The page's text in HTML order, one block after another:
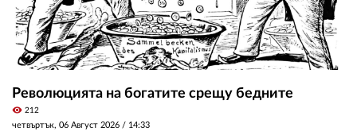
Революцията на богатите срещу бедните
visibility 212
четвъртък, 06 Август 2026 / 14:33